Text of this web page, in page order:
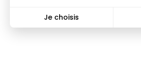
Je choisis